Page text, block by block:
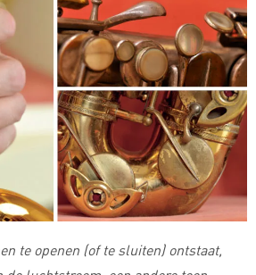
te openen (of te sluiten) ontstaat,